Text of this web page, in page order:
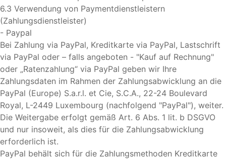
6.3 Verwendung von Paymentdienstleistern
(Zahlungsdienstleister)
- Paypal
Bei Zahlung via PayPal, Kreditkarte via PayPal, Lastschrift
via PayPal oder – falls angeboten - "Kauf auf Rechnung"
oder „Ratenzahlung“ via PayPal geben wir Ihre
Zahlungsdaten im Rahmen der Zahlungsabwicklung an die
PayPal (Europe) S.a.r.l. et Cie, S.C.A., 22-24 Boulevard
Royal, L-2449 Luxembourg (nachfolgend "PayPal"), weiter.
Die Weitergabe erfolgt gemäß Art. 6 Abs. 1 lit. b DSGVO
und nur insoweit, als dies für die Zahlungsabwicklung
erforderlich ist.
PayPal behält sich für die Zahlungsmethoden Kreditkarte